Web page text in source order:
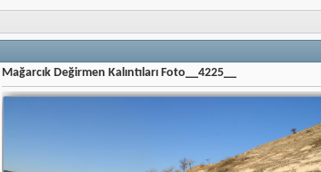
Mağarcık Değirmen Kalıntıları Foto__4225__